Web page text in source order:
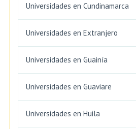
Universidades en Cundinamarca
Universidades en Extranjero
Universidades en Guainía
Universidades en Guaviare
Universidades en Huila